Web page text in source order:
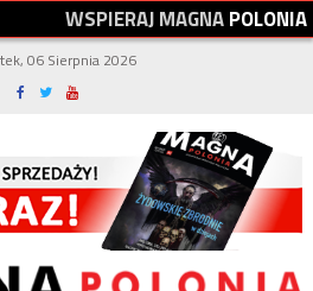
WSPIERAJMAGNAPOLONIA
06 Sierpnia 2026